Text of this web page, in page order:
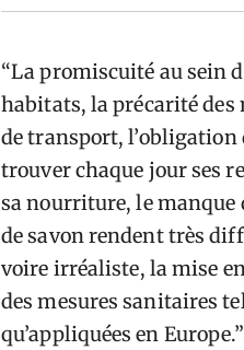
La promiscuité au sein
habitats, la précarité des
de transport, l’obligation
trouver chaque jour ses
sa nourriture, le manque
de savon rendent très
voire irréaliste, la mise
des mesures sanitaires
qu’appliquées en Europe.